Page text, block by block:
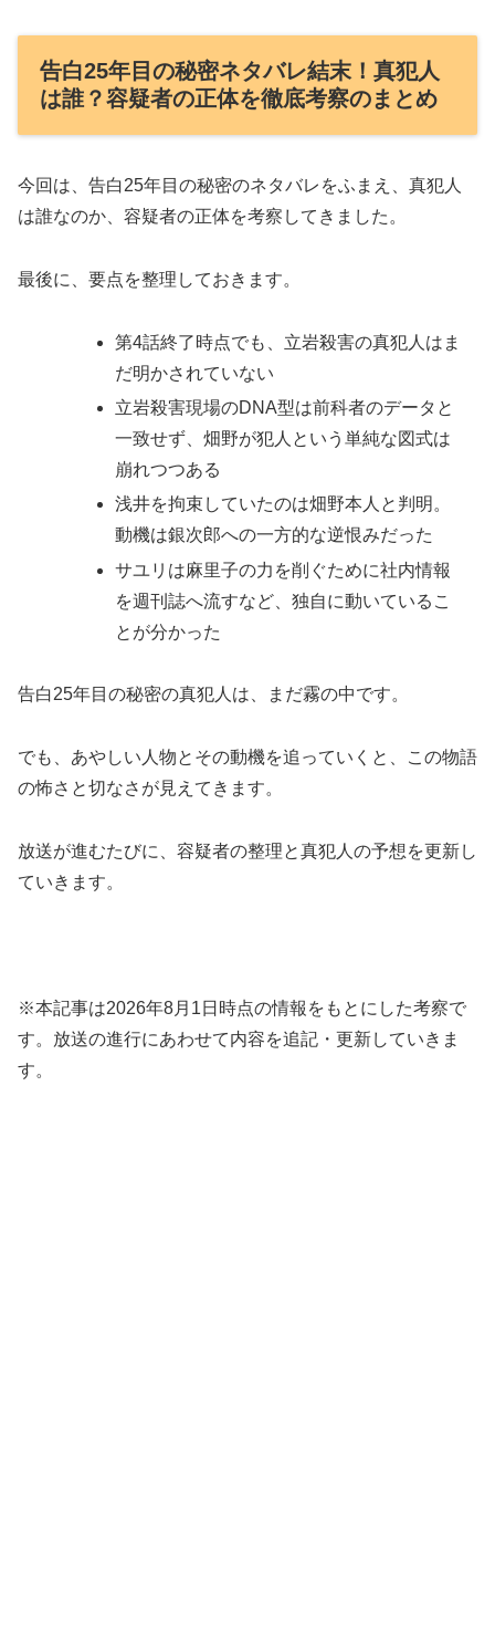
告白25年目の秘密ネタバレ結末！真犯人
は誰？容疑者の正体を徹底考察のまとめ
今回は、告白25年目の秘密のネタバレをふまえ、真犯人
は誰なのか、容疑者の正体を考察してきました。
最後に、要点を整理しておきます。
第4話終了時点でも、立岩殺害の真犯人はま
だ明かされていない
立岩殺害現場のDNA型は前科者のデータと
一致せず、畑野が犯人という単純な図式は
崩れつつある
浅井を拘束していたのは畑野本人と判明。
動機は銀次郎への一方的な逆恨みだった
サユリは麻里子の力を削ぐために社内情報
を週刊誌へ流すなど、独自に動いているこ
とが分かった
告白25年目の秘密の真犯人は、まだ霧の中です。
でも、あやしい人物とその動機を追っていくと、この物語
の怖さと切なさが見えてきます。
放送が進むたびに、容疑者の整理と真犯人の予想を更新し
ていきます。
※本記事は2026年8月1日時点の情報をもとにした考察で
す。放送の進行にあわせて内容を追記・更新していきま
す。